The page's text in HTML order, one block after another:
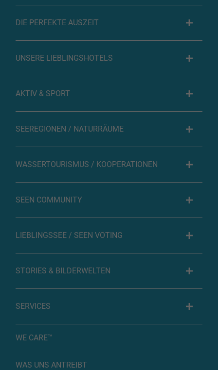
DIE PERFEKTE AUSZEIT
UNSERE LIEBLINGSHOTELS
AKTIV & SPORT
SEEREGIONEN / NATURRÄUME
WASSERTOURISMUS / KOOPERATIONEN
SEEN COMMUNITY
LIEBLINGSSEE / SEEN VOTING
STORIES & BILDERWELTEN
SERVICES
WE CARE™
WAS UNS ANTREIBT